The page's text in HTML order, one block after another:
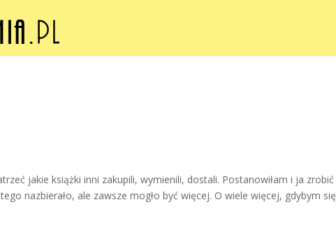
jakie książki inni zakupili, wymienili, dostali. Postanowiłam i ja zrobić
nazbierało, ale zawsze mogło być więcej. O wiele więcej, gdybym się